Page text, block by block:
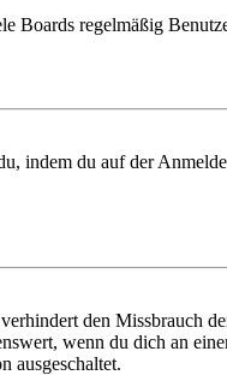
Boards regelmäßig
indem du auf der
den Missbrauch
wenn du dich an
ausgeschaltet.